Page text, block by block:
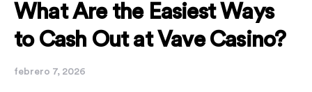
What Are the Easiest Ways
to Cash Out at Vave Casino?
febrero 7, 2026